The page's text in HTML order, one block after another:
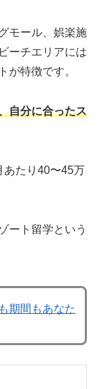
モール、娯楽施
ーチエリアには
が特徴です。
自分に合ったス
あたり40〜45万
ート留学という
期間もあなた